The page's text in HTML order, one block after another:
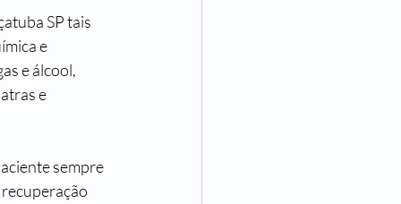
SP tais
e
e álcool,
e
sempre